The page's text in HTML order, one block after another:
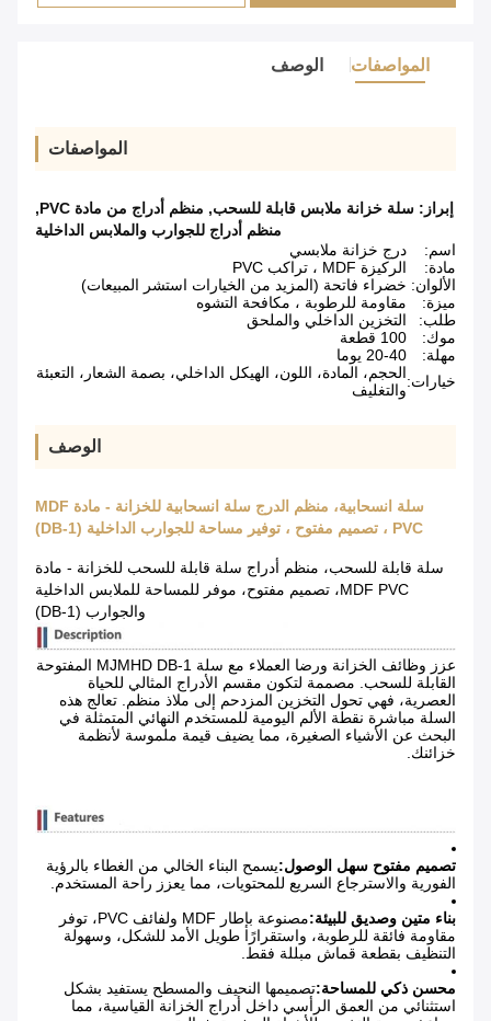
المواصفات الوصف
المواصفات
إبراز: سلة خزانة ملابس قابلة للسحب, منظم أدراج من مادة PVC
,
منظم أدراج للجوارب والملابس الداخلية
اسم:
درج خزانة ملابسي
مادة:
الركيزة MDF ، تراكب PVC
الألوان: خضراء فاتحة (المزيد من الخيارات استشر المبيعات)
ميزة:
مقاومة للرطوبة ، مكافحة التشوه
طلب:
التخزين الداخلي والملحق
موك:
100 قطعة
مهلة:
20-40 يوما
خيارات:الحجم، المادة، اللون، الهيكل الداخلي، بصمة الشعار، التعبئة
والتغليف
الوصف
سلة انسحابية، منظم الدرج سلة انسحابية للخزانة - مادة MDF
PVC ، تصميم مفتوح ، توفير مساحة للجوارب الداخلية (DB-1)
سلة قابلة للسحب، منظم أدراج سلة قابلة للسحب للخزانة - مادة
MDF PVC، تصميم مفتوح، موفر للمساحة للملابس الداخلية
والجوارب (DB-1)
عزز وظائف الخزانة ورضا العملاء مع سلة MJMHD DB-1 المفتوحة
القابلة للسحب. مصممة لتكون مقسم الأدراج المثالي للحياة
العصرية، فهي تحول التخزين المزدحم إلى ملاذ منظم. تعالج هذه
السلة مباشرة نقطة الألم اليومية للمستخدم النهائي المتمثلة في
البحث عن الأشياء الصغيرة، مما يضيف قيمة ملموسة لأنظمة
خزائنك.
تصميم مفتوح سهل الوصول:يسمح البناء الخالي من الغطاء بالرؤية
الفورية والاسترجاع السريع للمحتويات، مما يعزز راحة المستخدم.
بناء متين وصديق للبيئة:
مصنوعة بإطار MDF ولفائف PVC، توفر
مقاومة فائقة للرطوبة، واستقرارًا طويل الأمد للشكل، وسهولة
التنظيف بقطعة قماش مبللة فقط.
محسن ذكي للمساحة:تصميمها النحيف والمسطح يستفيد بشكل
استثنائي من العمق الرأسي داخل أدراج الخزانة القياسية، مما